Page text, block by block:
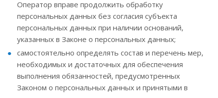
Оператор вправе продолжить обработку
персональных данных без согласия субъекта
персональных данных при наличии оснований,
указанных в Законе о персональных данных;
самостоятельно определять состав и перечень мер,
необходимых и достаточных для обеспечения
выполнения обязанностей, предусмотренных
Законом о персональных данных и принятыми в